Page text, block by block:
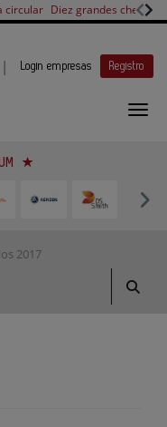
circular Diez grandes chefs
| Login empresas Registro
2017